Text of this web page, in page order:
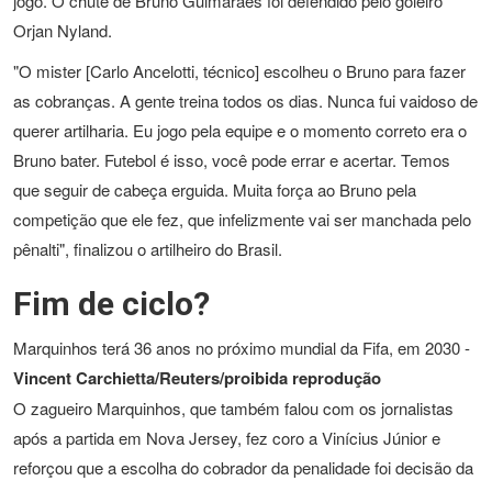
Orjan Nyland.
"O mister [Carlo Ancelotti, técnico] escolheu o Bruno para fazer
as cobranças. A gente treina todos os dias. Nunca fui vaidoso de
querer artilharia. Eu jogo pela equipe e o momento correto era o
Bruno bater. Futebol é isso, você pode errar e acertar. Temos
que seguir de cabeça erguida. Muita força ao Bruno pela
competição que ele fez, que infelizmente vai ser manchada pelo
pênalti", finalizou o artilheiro do Brasil.
Fim de ciclo?
Marquinhos terá 36 anos no próximo mundial da Fifa, em 2030 -
Vincent Carchietta/Reuters/proibida reprodução
O zagueiro Marquinhos, que também falou com os jornalistas
após a partida em Nova Jersey, fez coro a Vinícius Júnior e
reforçou que a escolha do cobrador da penalidade foi decisão da